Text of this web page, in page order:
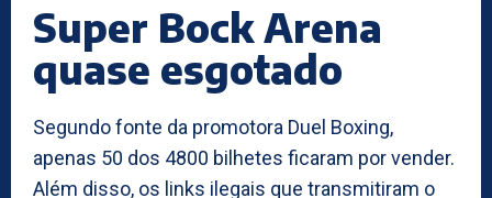
Super Bock Arena
quase esgotado
Segundo fonte da promotora Duel Boxing,
apenas 50 dos 4800 bilhetes ficaram por vender.
Além disso, os links ilegais que transmitiram o